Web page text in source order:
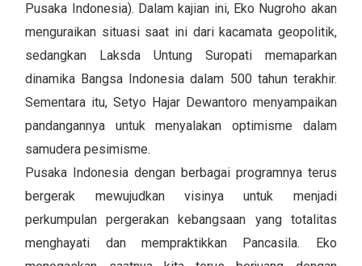
Pusaka Indonesia). Dalam kajian ini, Eko Nugroho akan
menguraikan situasi saat ini dari kacamata geopolitik,
sedangkan Laksda Untung Suropati memaparkan
dinamika Bangsa Indonesia dalam 500 tahun terakhir.
Sementara itu, Setyo Hajar Dewantoro menyampaikan
pandangannya untuk menyalakan optimisme dalam
samudera pesimisme.
Pusaka Indonesia dengan berbagai programnya terus
bergerak mewujudkan visinya untuk menjadi
perkumpulan pergerakan kebangsaan yang totalitas
menghayati dan mempraktikkan Pancasila. Eko